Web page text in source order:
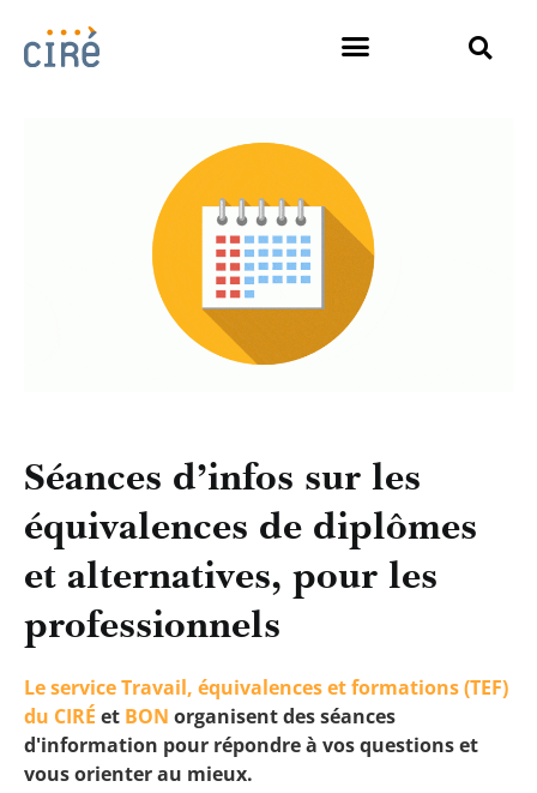
Séances d’infos sur les
équivalences de diplômes
et alternatives, pour les
professionnels
Le service Travail, équivalences et formations (TEF)
du CIRÉ et BON organisent des séances
d'information pour répondre à vos questions et
vous orienter au mieux.